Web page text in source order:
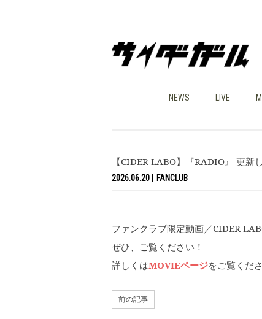
NEWS LIVE
【CIDER LABO】『RADIO』 更新
2026.06.20 FANCLUB
ファンクラブ限定動画／CIDER
ぜひ、ご覧ください！
詳しくはMOVIEページをご覧くださ
前の記事